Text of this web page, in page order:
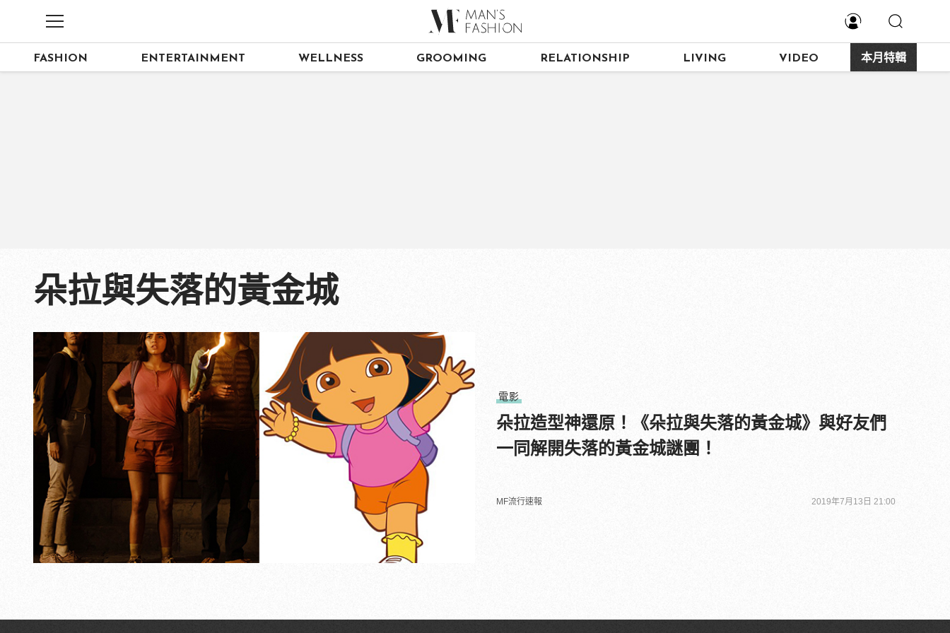
FASHION ENTERTAINMENT WELLNESS GROOMING RELATIONSHIP LIVING VIDEO 本月特輯
朵拉與失落的黃金城
電影
朵拉造型神還原！《朵拉與失落的黃金城》與好友們
一同解開失落的黃金城謎團！
MF流行速報 2019年7月13日 21:00